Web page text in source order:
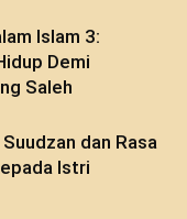
Islam 3:
Demi
Saleh
dan Rasa
Istri